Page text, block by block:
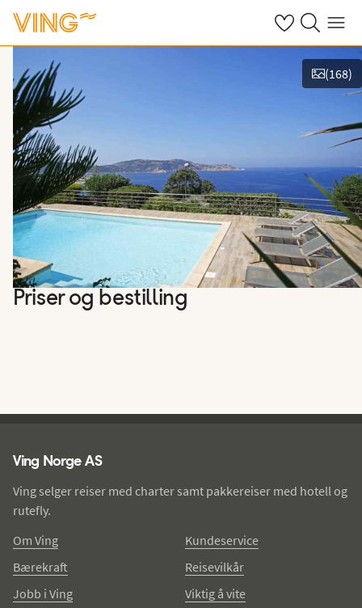
Se dine sparte
Søk påMeny
Vis bilder
(168)
Priser og bestilling
Ving Norge AS
Ving selger reiser med charter samt pakkereiser med hotell og
rutefly.
Om Ving
Bærekraft
Jobb i Ving
Kundeservice
Reisevilkår
Viktig å vite